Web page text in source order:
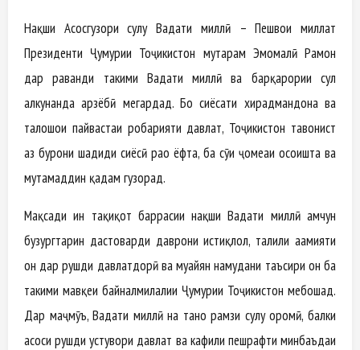
Нақши Асосгузори сулҳу Ваҳдати миллӣ – Пешвои миллат
Президенти Ҷумҳурии Тоҷикистон муҳтарам Эмомалӣ Раҳмон
дар раванди таҳкими Ваҳдати миллӣ ва барқарории сулҳ
ҳалкунанда арзёбӣ мегардад. Бо сиёсати хирадмандона ва
талошҳои пайвастаи роҳбарияти давлат, Тоҷикистон тавонист
аз буҳрони шадиди сиёсӣ раҳо ёфта, ба сӯи ҷомеаи осоишта ва
мутамаддин қадам гузорад.
Мақсади ин таҳқиқот баррасии нақши Ваҳдати миллӣ ҳамчун
бузургтарин дастоварди даврони истиқлол, таҳлили аҳамияти
он дар рушди давлатдорӣ ва муайян намудани таъсири он ба
таҳкими мавқеи байналмилалии Ҷумҳурии Тоҷикистон мебошад.
Дар маҷмӯъ, Ваҳдати миллӣ на танҳо рамзи сулҳу оромӣ, балки
асоси рушди устувори давлат ва кафили пешрафти минбаъдаи